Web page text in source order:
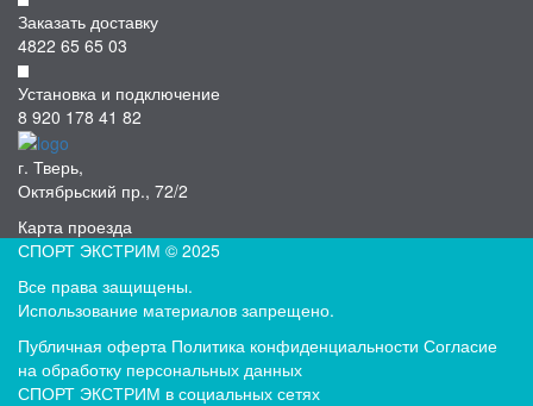
Заказать доставку
4822 65 65 03
Установка и подключение
8 920 178 41 82
г. Тверь,
Октябрьский пр., 72/2
Карта проезда
СПОРТ ЭКСТРИМ © 2025
Все права защищены.
Использование материалов запрещено.
Публичная оферта Политика конфиденциальности Согласие
на обработку персональных данных
СПОРТ ЭКСТРИМ в социальных сетях